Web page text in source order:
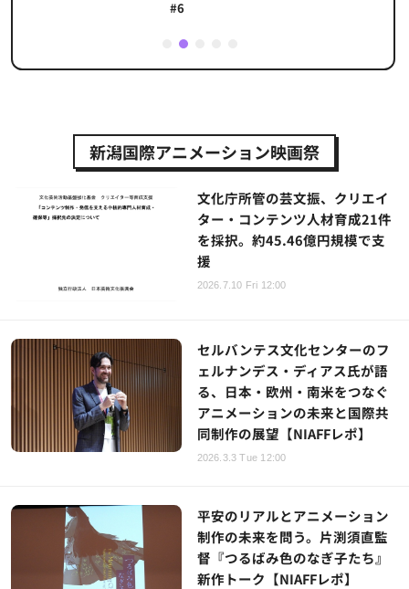
#6
2
新潟国際アニメーション映画祭
文化庁所管の芸文振、クリエイ
ター・コンテンツ人材育成21件
を採択。約45.46億円規模で支
援
2026.7.10 Fri 12:00
セルバンテス文化センターのフ
ェルナンデス・ディアス氏が語
る、日本・欧州・南米をつなぐ
アニメーションの未来と国際共
同制作の展望【NIAFFレポ】
2026.3.3 Tue 12:00
平安のリアルとアニメーション
制作の未来を問う。片渕須直監
督『つるばみ色のなぎ子たち』
新作トーク【NIAFFレポ】